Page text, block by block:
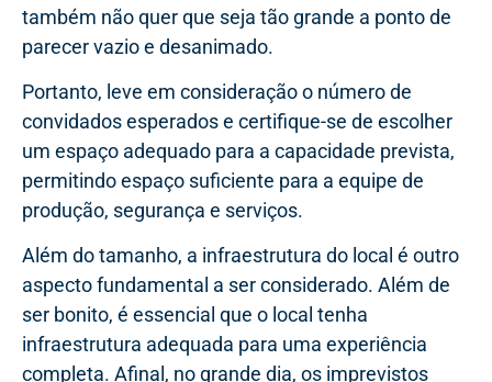
também não quer que seja tão grande a ponto de
parecer vazio e desanimado.
Portanto, leve em consideração o número de
convidados esperados e certifique-se de escolher
um espaço adequado para a capacidade prevista,
permitindo espaço suficiente para a equipe de
produção, segurança e serviços.
Além do tamanho, a infraestrutura do local é outro
aspecto fundamental a ser considerado. Além de
ser bonito, é essencial que o local tenha
infraestrutura adequada para uma experiência
completa. Afinal, no grande dia, os imprevistos